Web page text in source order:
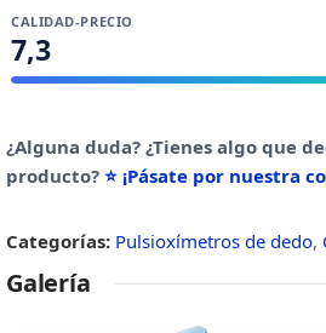
CALIDAD-PRECIO
7,3
¿Alguna duda? ¿Tienes algo que
producto? ⭐ ¡Pásate por nuestra
Categorías: Pulsioxímetros de dedo,
Galería